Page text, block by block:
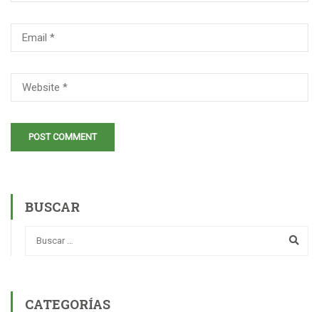
BUSCAR
CATEGORÍAS